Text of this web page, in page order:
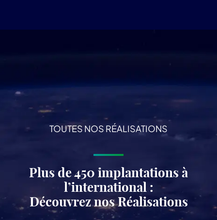
TOUTES NOS RÉALISATIONS
Plus de 450 implantations à
l’international :
Découvrez nos Réalisations